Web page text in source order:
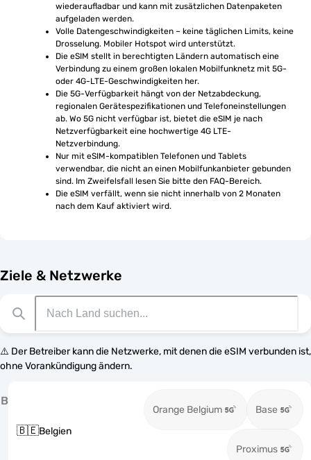
wiederaufladbar und kann mit zusätzlichen Datenpaketen
aufgeladen werden.
Volle Datengeschwindigkeiten – keine täglichen Limits, keine
Drosselung. Mobiler Hotspot wird unterstützt.
Die eSIM stellt in berechtigten Ländern automatisch eine
Verbindung zu einem großen lokalen Mobilfunknetz mit 5G-
oder 4G-LTE-Geschwindigkeiten her.
Die 5G-Verfügbarkeit hängt von der Netzabdeckung,
regionalen Gerätespezifikationen und Telefoneinstellungen
ab. Wo 5G nicht verfügbar ist, bietet die eSIM je nach
Netzverfügbarkeit eine hochwertige 4G LTE-
Netzverbindung.
Nur mit eSIM-kompatiblen Telefonen und Tablets
verwendbar, die nicht an einen Mobilfunkanbieter gebunden
sind. Im Zweifelsfall lesen Sie bitte den FAQ-Bereich.
Die eSIM verfällt, wenn sie nicht innerhalb von 2 Monaten
nach dem Kauf aktiviert wird.
Ziele & Netzwerke
⚠️ Der Betreiber kann die Netzwerke, mit denen die eSIM verbunden ist,
ohne Vorankündigung ändern.
B
🇧🇪Belgien
Orange Belgium Base
Proximus